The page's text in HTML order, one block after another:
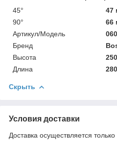
45°
47
90°
66
Артикул/Модель
Бренд
Высота
Длина
Скрыть
Условия доставки
Доставка осуществляется